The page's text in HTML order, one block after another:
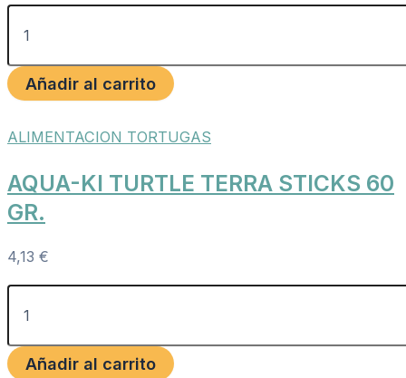
Añadir al carrito
ALIMENTACION TORTUGAS
AQUA-KI TURTLE TERRA STICKS 60
GR.
4,13 €
Añadir al carrito